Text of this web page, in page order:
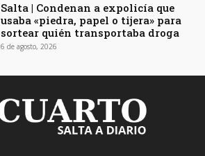
Salta | Condenan a expolicía que
usaba «piedra, papel o tijera» para
sortear quién transportaba droga
6 de agosto, 2026